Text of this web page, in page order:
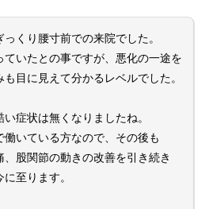
くり腰寸前での来院でした。
いたとの事ですが、悪化の一途を
目に見えて分かるレベルでした。
症状は無くなりましたね。
いている方なので、その後も
股関節の動きの改善を引き続き
至ります。